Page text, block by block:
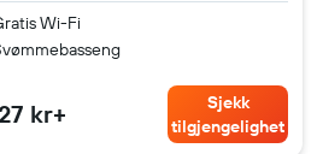
Wi-Fi
kr+
Sjekk
tilgjengelighet